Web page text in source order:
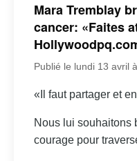
Mara Tremblay
cancer: «Faites
Publié le lundi 13 avril
«Il faut partager et
Nous lui souhaitons
courage pour